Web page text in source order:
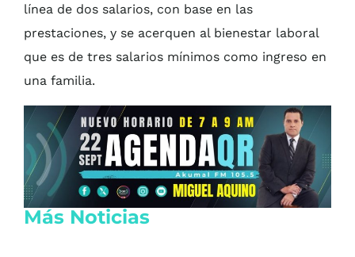
línea de dos salarios, con base en las
prestaciones, y se acerquen al bienestar laboral
que es de tres salarios mínimos como ingreso en
una familia.
Más Noticias